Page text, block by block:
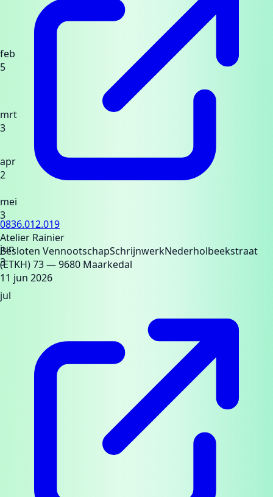
feb
5
mrt
3
apr
2
mei
3
jun
3
jul
0836.012.019
Atelier Rainier
Besloten VennootschapSchrijnwerkNederholbeekstraat
(ETKH) 73— 9680 Maarkedal
11 jun 2026